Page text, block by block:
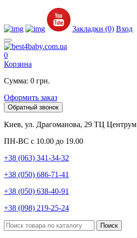
Закладки (0) Вход
0
Корзина
Сумма: 0 грн.
Оформить заказ
Обратный звонок
Киев, ул. Драгоманова, 29 ТЦ Центрум
ПН-ВС с 10.00 до 19.00
+38 (063) 341-34-32
+38 (050) 686-71-41
+38 (050) 638-40-91
+38 (098) 219-25-24
Поиск